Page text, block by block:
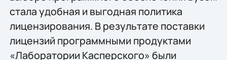
стала удобная и выгодная политика
лицензирования. В результате поставки
лицензий программными продуктами
«Лаборатории Касперского» были